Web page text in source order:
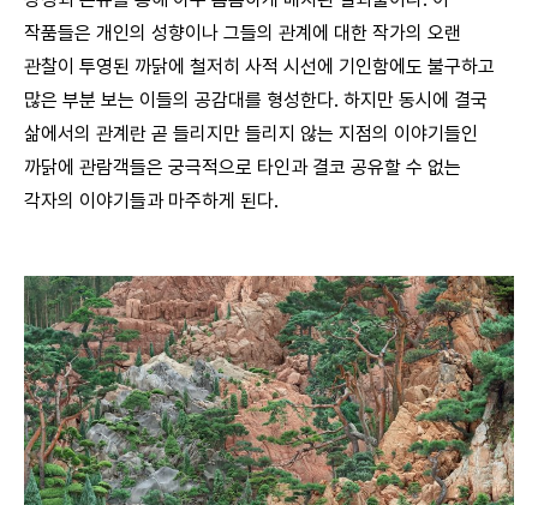
작품들은 개인의 성향이나 그들의 관계에 대한 작가의 오랜
관찰이 투영된 까닭에 철저히 사적 시선에 기인함에도 불구하고
많은 부분 보는 이들의 공감대를 형성한다. 하지만 동시에 결국
삶에서의 관계란 곧 들리지만 들리지 않는 지점의 이야기들인
까닭에 관람객들은 궁극적으로 타인과 결코 공유할 수 없는
각자의 이야기들과 마주하게 된다.